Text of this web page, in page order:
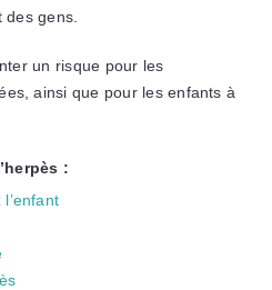
gens.
un risque pour les
ainsi que pour les enfants à
: